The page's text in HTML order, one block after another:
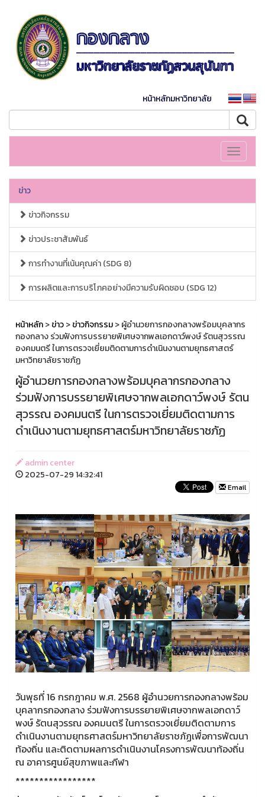
หน้าหลักมหาวิทยาลัย
Toggle
ข่าว
ข่าวกิจกรรม
ข่าวประชาสัมพันธ์
การทำงานที่เน้นคุณค่า (SDG 8)
การผลิตและการบริโภคอย่างมีความรับผิดชอบ (SDG 12)
หน้าหลัก>ข่าว>ข่าวกิจกรรม> ผู้อำนวยการกองกลางพร้อมบุคลากร
กองกลาง ร่วมฟังการบรรยายพิเศษจากพลเอกดาว์พงษ์ รัตนสุวรรณ
องคมนตรี ในการตรวจเยี่ยมติดตามการดำเนินงานตามยุทธศาสตร์
มหาวิทยาลัยราชภัฏ
ผู้อำนวยการกองกลางพร้อมบุคลากรกองกลาง
ร่วมฟังการบรรยายพิเศษจากพลเอกดาว์พงษ์ รัตน
สุวรรณ องคมนตรี ในการตรวจเยี่ยมติดตามการ
ดำเนินงานตามยุทธศาสตร์มหาวิทยาลัยราชภัฏ
admin center
2025-07-29 14:32:41
Email
วันพุธที่ 16 กรกฎาคม พ.ศ. 2568 ผู้อำนวยการกองกลางพร้อม
บุคลากรกองกลาง ร่วมฟังการบรรยายพิเศษจากพลเอกดาว์
พงษ์ รัตนสุวรรณ องคมนตรี ในการตรวจเยี่ยมติดตามการ
ดำเนินงานตามยุทธศาสตร์มหาวิทยาลัยราชภัฏเพื่อการพัฒนา
ท้องถิ่น และติดตามผลการดำเนินงานโครงการพัฒนาท้องถิ่น
ณ อาคารศูนย์สุขภาพและกีฬา
*****************